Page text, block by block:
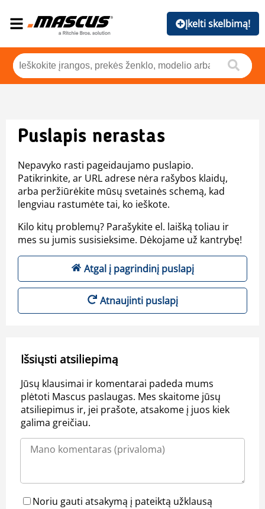
Įkelti skelbimą!
Puslapis nerastas
Nepavyko rasti pageidaujamo puslapio.
Patikrinkite, ar URL adrese nėra rašybos klaidų,
arba peržiūrėkite mūsų svetainės schemą, kad
lengviau rastumėte tai, ko ieškote.
Kilo kitų problemų? Parašykite el. laišką toliau ir
mes su jumis susisieksime. Dėkojame už kantrybę!
Atgal į pagrindinį puslapį
Atnaujinti puslapį
Išsiųsti atsiliepimą
Jūsų klausimai ir komentarai padeda mums
plėtoti Mascus paslaugas. Mes skaitome jūsų
atsiliepimus ir, jei prašote, atsakome į juos kiek
galima greičiau.
Noriu gauti atsakymą į pateiktą užklausą